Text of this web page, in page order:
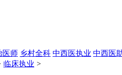
医师 乡村全科 中西医执业 中西医
临床执业 >